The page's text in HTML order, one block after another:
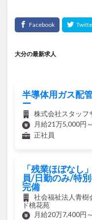
大分の最新求人
半導体用ガス配
ー
株式会社スタッフ
月給21万5,000円
正社員
「残業ほぼなし
員/日勤のみ/特
完備
社会福祉法人青樹
ド桃花苑
月給20万7,400円